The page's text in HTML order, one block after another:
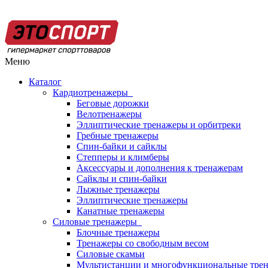
Меню
Каталог
Кардиотренажеры
Беговые дорожки
Велотренажеры
Эллиптические тренажеры и орбитреки
Гребные тренажеры
Спин-байки и сайклы
Степперы и климберы
Аксессуары и дополнения к тренажерам
Сайклы и спин-байки
Лыжные тренажеры
Эллиптические тренажеры
Канатные тренажеры
Силовые тренажеры
Блочные тренажеры
Тренажеры со свободным весом
Силовые скамьи
Мультистанции и многофункциональные